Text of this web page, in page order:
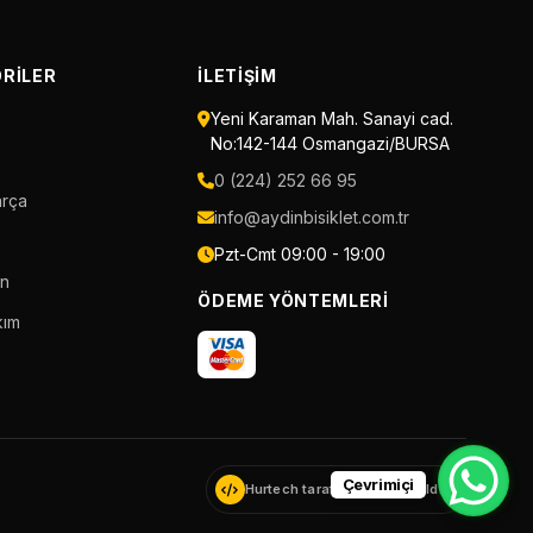
İLETIŞIM
Yeni Karaman Mah. Sanayi cad.
No:142-144 Osmangazi/BURSA
0 (224) 252 66 95
info@aydinbisiklet.com.tr
Pzt-Cmt 09:00 - 19:00
ÖDEME YÖNTEMLERI
Hurtech tarafından geliştirildi
Çevrimiçi